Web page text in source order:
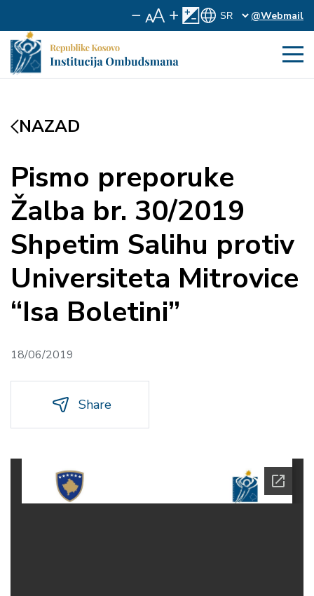
@Webmail
NAZAD
Pismo preporuke
Žalba br. 30/2019
Shpetim Salihu protiv
Universiteta Mitrovice
“Isa Boletini”
18/06/2019
Share